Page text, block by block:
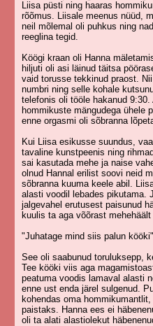
Liisa püsti ning haaras
rõõmus. Liisale meenus nüüd,
neil mõlemal oli puhkus ning
reeglina tegid.
Köögi kraan oli Hanna
hiljuti oli asi läinud täitsa
vaid torusse tekkinud praost.
numbri ning selle kohale
telefonis oli tööle hakanud
hommikuste mängudega ühele
enne orgasmi oli sõbranna
Kui Liisa esikusse suundus,
tavaline kunstpeenis ning
sai kasutada mehe ja naise
olnud Hannal erilist soovi neid
sõbranna kuuma keele abil.
alasti voodil lebades pikutama.
jalgevahel erutusest paisunud
kuulis ta aga võõrast
"Juhatage mind siis palun
See oli saabunud toruluksepp,
Tee kööki viis aga
peatuma voodis lamaval alasti
enne ust enda järel sulgenud.
kohendas oma
paistaks. Hanna ees ei
oli ta alati alastiolekut